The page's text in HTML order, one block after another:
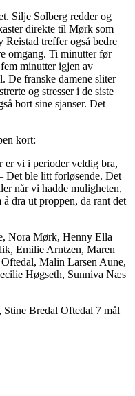
Silje Solberg redder og
direkte til Mørk som
Reistad treffer også bedre
omgang. Ti minutter før
minutter igjen av
De franske damene sliter
og stresser i de siste
bort sine sjanser. Det
kort:
er vi i perioder veldig bra,
Det ble litt forløsende. Det
når vi hadde muligheten,
dra ut proppen, da rant det
Nora Mørk, Henny Ella
Emilie Arntzen, Maren
Malin Larsen Aune,
Høgseth, Sunniva Næs
Bredal Oftedal 7 mål